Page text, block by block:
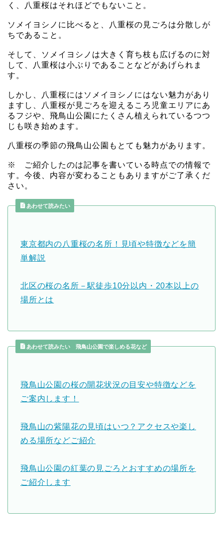
く、八重桜はそれほどでもないこと。
ソメイヨシノに比べると、八重桜の見ごろは分散しが
ちであること。
そして、ソメイヨシノは大きく育ち枝も広げるのに対
して、八重桜は小ぶりであることなどがあげられま
す。
しかし、八重桜にはソメイヨシノにはない魅力があり
ますし、八重桜が見ごろを迎えるころ児童エリアにあ
るフジや、飛鳥山公園にたくさん植えられているつつ
じも咲き始めます。
八重桜の季節の飛鳥山公園もとても魅力があります。
※ ご紹介したのは記事を書いている時点での情報で
す。今後、内容が変わることもありますがご了承くだ
さい。
あわせて読みたい
東京都内の八重桜の名所！見頃や特徴などを簡
単解説
北区の桜の名所－駅徒歩10分以内・20本以上の
場所とは
あわせて読みたい 飛鳥山公園で楽しめる花など
飛鳥山公園の桜の開花状況の目安や特徴などを
ご案内します！
飛鳥山の紫陽花の見頃はいつ？アクセスや楽し
める場所などご紹介
飛鳥山公園の紅葉の見ごろとおすすめの場所を
ご紹介します